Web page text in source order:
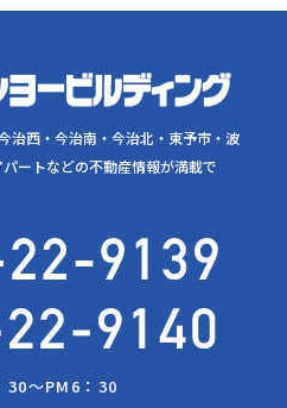
治西・今治南・今治北・東予市・波
ートなどの不動産情報が満載で
30～PM6：30